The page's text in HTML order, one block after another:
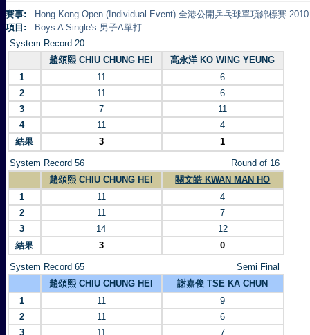
賽事:
Hong Kong Open (Individual Event) 全港公開乒乓球單項錦標賽 2010
項目:
Boys A Single's 男子A單打
System Record 20
趙頌熙 CHIU CHUNG HEI
高永洋 KO WING YEUNG
1
11
6
2
11
6
3
7
11
4
11
4
結果
3 1
System Record 56
Round of 16
趙頌熙 CHIU CHUNG HEI
關文皓 KWAN MAN HO
1
11
4
2
11
7
3
14
12
結果
3 0
System Record 65
Semi Final
趙頌熙 CHIU CHUNG HEI
謝嘉俊 TSE KA CHUN
1
11
9
2
11
6
3
11
7